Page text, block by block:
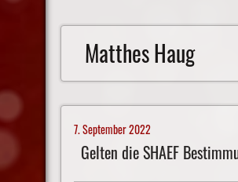
Matthes Haug
7. September 2022
Gelten die SHAEF